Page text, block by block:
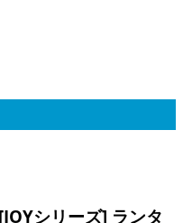
シリーズ] ランタ